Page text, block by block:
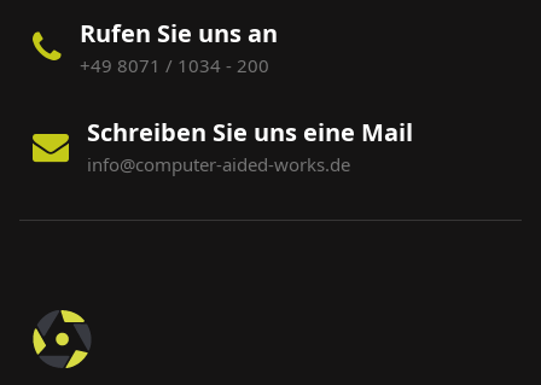
Rufen Sie uns an
+49 8071 / 1034 - 200
Schreiben Sie uns eine Mail
info@computer-aided-works.de